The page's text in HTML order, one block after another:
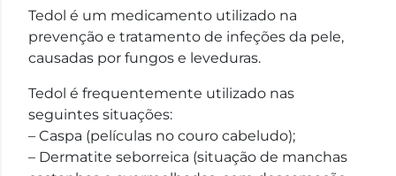
Tedol é um medicamento utilizado na
prevenção e tratamento de infeções da pele,
causadas por fungos e leveduras.
Tedol é frequentemente utilizado nas
seguintes situações:
– Caspa (películas no couro cabeludo);
– Dermatite seborreica (situação de manchas